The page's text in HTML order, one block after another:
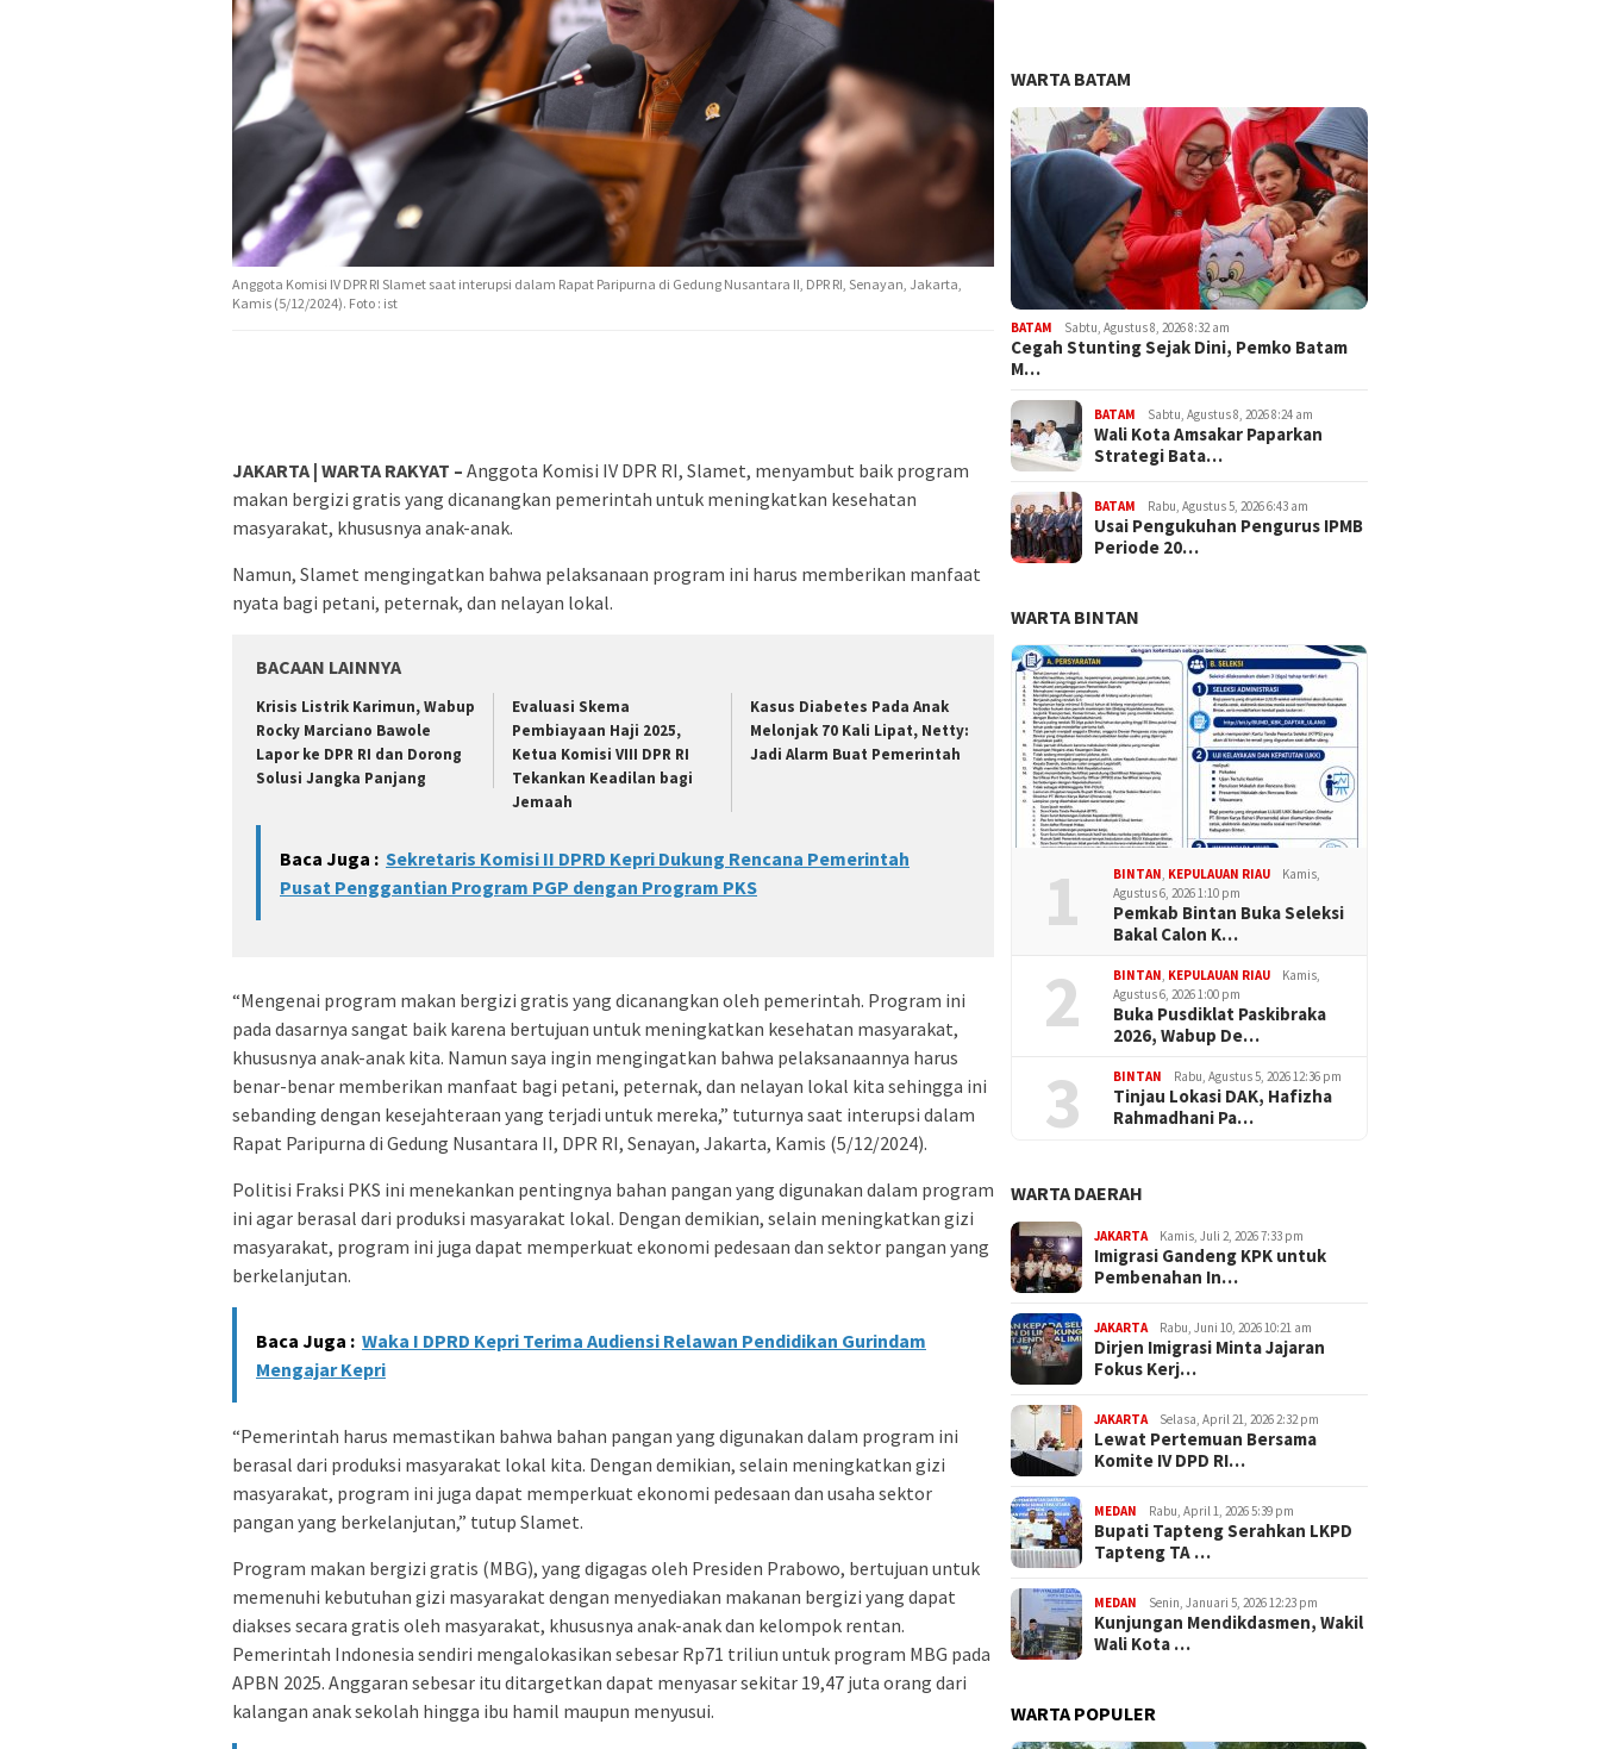
Anggota Komisi IV DPR RI Slamet saat interupsi dalam Rapat Paripurna di Gedung Nusantara II, DPR RI, Senayan, Jakarta,
Kamis (5/12/2024). Foto : ist
JAKARTA | WARTA RAKYAT – Anggota Komisi IV DPR RI, Slamet, menyambut baik program
makan bergizi gratis yang dicanangkan pemerintah untuk meningkatkan kesehatan
masyarakat, khususnya anak-anak.
Namun, Slamet mengingatkan bahwa pelaksanaan program ini harus memberikan manfaat
nyata bagi petani, peternak, dan nelayan lokal.
BACAAN LAINNYA
Krisis Listrik Karimun, Wabup
Rocky Marciano Bawole
Lapor ke DPR RI dan Dorong
Solusi Jangka Panjang
Evaluasi Skema
Pembiayaan Haji 2025,
Ketua Komisi VIII DPR RI
Tekankan Keadilan bagi
Jemaah
Kasus Diabetes Pada Anak
Melonjak 70 Kali Lipat, Netty:
Jadi Alarm Buat Pemerintah
Baca Juga : Sekretaris Komisi II DPRD Kepri Dukung Rencana Pemerintah
Pusat Penggantian Program PGP dengan Program PKS
“Mengenai program makan bergizi gratis yang dicanangkan oleh pemerintah. Program ini
pada dasarnya sangat baik karena bertujuan untuk meningkatkan kesehatan masyarakat,
khususnya anak-anak kita. Namun saya ingin mengingatkan bahwa pelaksanaannya harus
benar-benar memberikan manfaat bagi petani, peternak, dan nelayan lokal kita sehingga ini
sebanding dengan kesejahteraan yang terjadi untuk mereka,” tuturnya saat interupsi dalam
Rapat Paripurna di Gedung Nusantara II, DPR RI, Senayan, Jakarta, Kamis (5/12/2024).
Politisi Fraksi PKS ini menekankan pentingnya bahan pangan yang digunakan dalam program
ini agar berasal dari produksi masyarakat lokal. Dengan demikian, selain meningkatkan gizi
masyarakat, program ini juga dapat memperkuat ekonomi pedesaan dan sektor pangan yang
berkelanjutan.
Baca Juga : Waka I DPRD Kepri Terima Audiensi Relawan Pendidikan Gurindam
Mengajar Kepri
“Pemerintah harus memastikan bahwa bahan pangan yang digunakan dalam program ini
berasal dari produksi masyarakat lokal kita. Dengan demikian, selain meningkatkan gizi
masyarakat, program ini juga dapat memperkuat ekonomi pedesaan dan usaha sektor
pangan yang berkelanjutan,” tutup Slamet.
Program makan bergizi gratis (MBG), yang digagas oleh Presiden Prabowo, bertujuan untuk
memenuhi kebutuhan gizi masyarakat dengan menyediakan makanan bergizi yang dapat
diakses secara gratis oleh masyarakat, khususnya anak-anak dan kelompok rentan.
Pemerintah Indonesia sendiri mengalokasikan sebesar Rp71 triliun untuk program MBG pada
APBN 2025. Anggaran sebesar itu ditargetkan dapat menyasar sekitar 19,47 juta orang dari
kalangan anak sekolah hingga ibu hamil maupun menyusui.
WARTA BATAM
BATAM Sabtu, Agustus 8, 2026 8:32 am
Cegah Stunting Sejak Dini, Pemko Batam
M…
BATAM Sabtu, Agustus 8, 2026 8:24 am
Wali Kota Amsakar Paparkan
Strategi Bata…
BATAM Rabu, Agustus 5, 2026 6:43 am
Usai Pengukuhan Pengurus IPMB
Periode 20…
WARTA BINTAN
1 BINTAN KEPULAUAN RIAU
Kamis,
Agustus 6, 2026 1:10 pm
Pemkab Bintan Buka Seleksi
Bakal Calon K…
2 BINTAN KEPULAUAN RIAU
Kamis,
Agustus 6, 2026 1:00 pm
Buka Pusdiklat Paskibraka
2026, Wabup De…
3 BINTAN Rabu, Agustus 5, 2026 12:36 pm
Tinjau Lokasi DAK, Hafizha
Rahmadhani Pa…
WARTA DAERAH
JAKARTA Kamis, Juli 2, 2026 7:33 pm
Imigrasi Gandeng KPK untuk
Pembenahan In…
JAKARTA Rabu, Juni 10, 2026 10:21 am
Dirjen Imigrasi Minta Jajaran
Fokus Kerj…
JAKARTA Selasa, April 21, 2026 2:32 pm
Lewat Pertemuan Bersama
Komite IV DPD RI…
MEDAN Rabu, April 1, 2026 5:39 pm
Bupati Tapteng Serahkan LKPD
Tapteng TA …
MEDAN Senin, Januari 5, 2026 12:23 pm
Kunjungan Mendikdasmen, Wakil
Wali Kota …
WARTA POPULER